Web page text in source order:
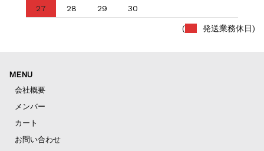
27
28 29 30
( 発送業務休日)
MENU
会社概要
メンバー
カート
お問い合わせ